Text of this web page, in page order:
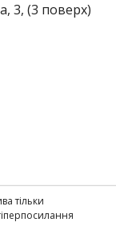
3, (3 поверх)
тільки